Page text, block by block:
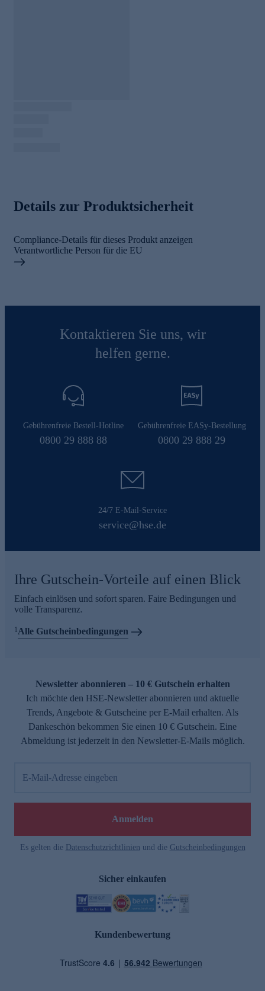
Details zur Produktsicherheit
Compliance-Details für dieses Produkt anzeigen
Verantwortliche Person für die EU
Kontaktieren Sie uns, wir
helfen gerne.
Gebührenfreie Bestell-Hotline
0800 29 888 88
Gebührenfreie EASy-Bestellung
0800 29 888 29
24/7 E-Mail-Service
service@hse.de
Ihre Gutschein-Vorteile auf einen Blick
Einfach einlösen und sofort sparen. Faire Bedingungen und
volle Transparenz.
1 Alle Gutscheinbedingungen
Newsletter abonnieren – 10 € Gutschein erhalten
Ich möchte den HSE-Newsletter abonnieren und aktuelle
Trends, Angebote & Gutscheine per E-Mail erhalten. Als
Dankeschön bekommen Sie einen 10 € Gutschein. Eine
Abmeldung ist jederzeit in den Newsletter-E-Mails möglich.
E-Mail-Adresse eingeben
Anmelden
Es gelten die Datenschutzrichtlinien und die Gutscheinbedingungen
Sicher einkaufen
Kundenbewertung